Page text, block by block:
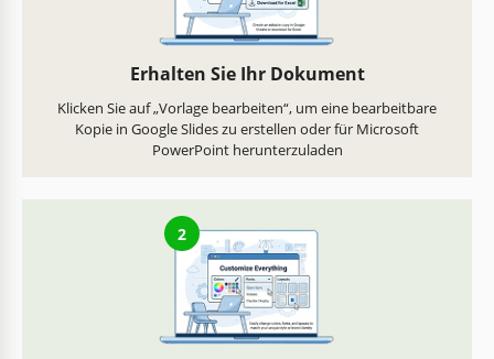
Erhalten Sie Ihr Dokument
Klicken Sie auf „Vorlage bearbeiten“, um eine bearbeitbare
Kopie in Google Slides zu erstellen oder für Microsoft
PowerPoint herunterzuladen
2